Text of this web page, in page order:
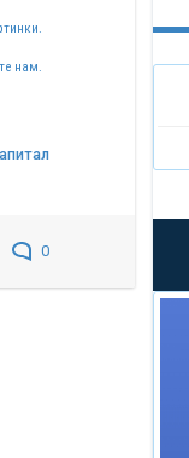
нам.
0